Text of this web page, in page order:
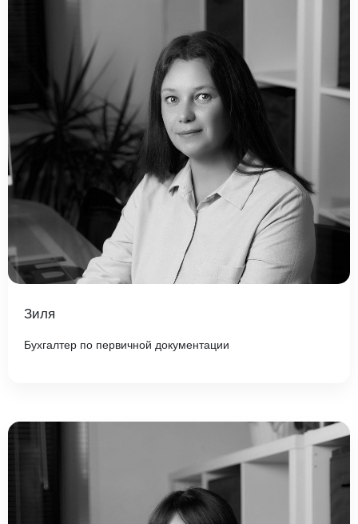
Зиля
Бухгалтер по первичной документации